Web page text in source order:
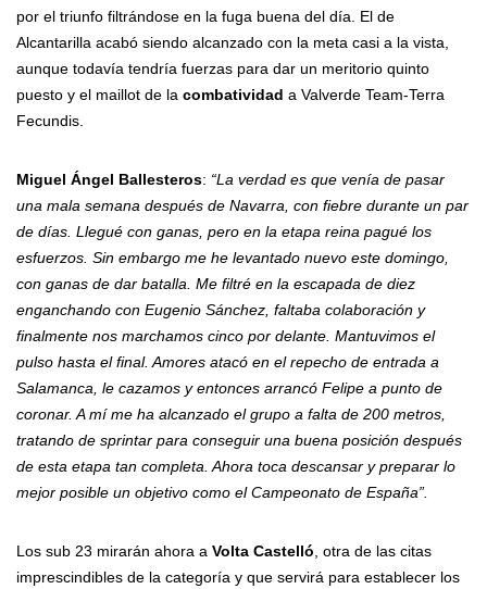
por el triunfo filtrándose en la fuga buena del día. El de
Alcantarilla acabó siendo alcanzado con la meta casi a la vista,
aunque todavía tendría fuerzas para dar un meritorio quinto
puesto y el maillot de la combatividad a Valverde Team-Terra
Fecundis.
Miguel Ángel Ballesteros: “La verdad es que venía de pasar
una mala semana después de Navarra, con fiebre durante un par
de días. Llegué con ganas, pero en la etapa reina pagué los
esfuerzos. Sin embargo me he levantado nuevo este domingo,
con ganas de dar batalla. Me filtré en la escapada de diez
enganchando con Eugenio Sánchez, faltaba colaboración y
finalmente nos marchamos cinco por delante. Mantuvimos el
pulso hasta el final. Amores atacó en el repecho de entrada a
Salamanca, le cazamos y entonces arrancó Felipe a punto de
coronar. A mí me ha alcanzado el grupo a falta de 200 metros,
tratando de sprintar para conseguir una buena posición después
de esta etapa tan completa. Ahora toca descansar y preparar lo
mejor posible un objetivo como el Campeonato de España”.
Los sub 23 mirarán ahora a Volta Castelló , otra de las citas
imprescindibles de la categoría y que servirá para establecer los